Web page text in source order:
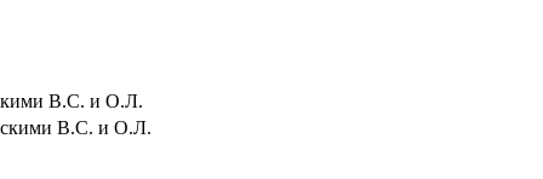
В.С. и О.Л.
В.С. и О.Л.